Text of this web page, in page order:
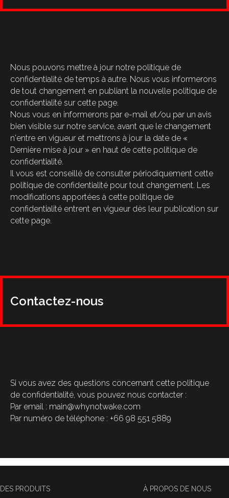
Nous pouvons mettre à jour notre politique de
confidentialité de temps à autre. Nous vous informerons
de tout changement en publiant la nouvelle politique de
confidentialité sur cette page.
Nous vous en informerons par e-mail et/ou par un avis
bien visible sur notre service, avant que le changement
n'entre en vigueur et mettrons à jour la date de «
Dernière mise à jour » en haut de cette politique de
confidentialité.
Il vous est conseillé de consulter périodiquement cette
politique de confidentialité pour tout changement. Les
modifications apportées à cette politique de
confidentialité entrent en vigueur dès leur publication sur
cette page.
Contactez-nous
Si vous avez des questions concernant cette politique
de confidentialité, vous pouvez nous contacter :
Par email : main@whynotwake.com
Par numéro de téléphone : +66 98 551 5889